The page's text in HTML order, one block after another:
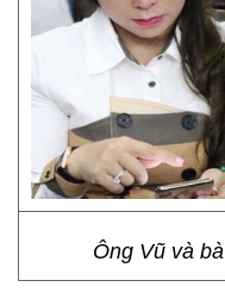
Ông Vũ và